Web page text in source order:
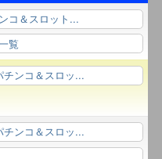
コ＆スロット...
覧
ンコ＆スロッ...
ンコ＆スロッ...